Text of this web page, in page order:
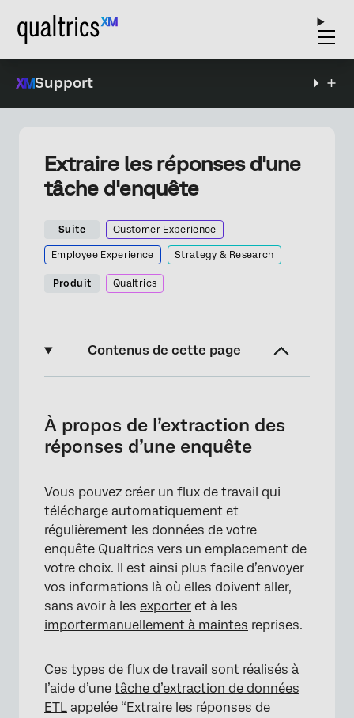
Support
Extraire les réponses d'une
tâche d'enquête
Suite Customer Experience
Employee Experience Strategy & Research
Produit Qualtrics
Contenus de cette page
Extraire les réponses d’une enquête
l’enquête doivent être téléchargées
Types de projets que vous pouvez extraire
À propos de l’extraction des
réponses d’une enquête
Vous pouvez créer un flux de travail qui
télécharge automatiquement et
régulièrement les données de votre
enquête Qualtrics vers un emplacement de
votre choix. Il est ainsi plus facile d’envoyer
vos informations là où elles doivent aller,
sans avoir à les exporter et à les
importermanuellement à maintes reprises.
Ces types de flux de travail sont réalisés à
l’aide d’une tâche d’extraction de données
ETL appelée “Extraire les réponses de